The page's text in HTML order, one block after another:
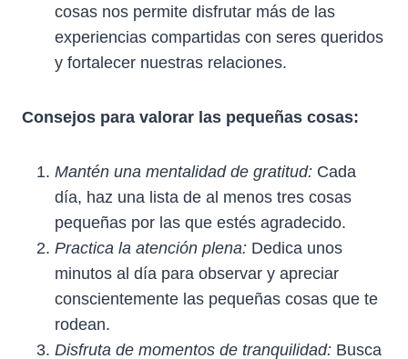
cosas nos permite disfrutar más de las
experiencias compartidas con seres queridos
y fortalecer nuestras relaciones.
Consejos para valorar las pequeñas cosas:
Mantén una mentalidad de gratitud: Cada
día, haz una lista de al menos tres cosas
pequeñas por las que estés agradecido.
Practica la atención plena: Dedica unos
minutos al día para observar y apreciar
conscientemente las pequeñas cosas que te
rodean.
Disfruta de momentos de tranquilidad: Busca